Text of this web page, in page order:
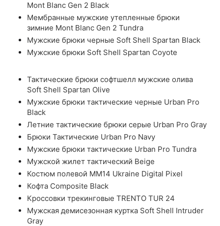
Mont Blanc Gen 2 Black
Мембранные мужские утепленные брюки
зимние Mont Blanc Gen 2 Tundra
Мужские брюки черные Soft Shell Spartan Black
Мужские брюки Soft Shell Spartan Coyote
Тактические брюки софтшелл мужские олива
Soft Shell Spartan Olive
Мужские брюки тактические черные Urban Pro
Black
Летние тактические брюки серые Urban Pro Gray
Брюки Тактические Urban Pro Navy
Мужские брюки тактические Urban Pro Tundra
Мужской жилет тактический Beige
Костюм полевой ММ14 Ukraine Digital Pixel
Кофта Composite Black
Кроссовки трекинговые TRENTO TUR 24
Мужская демисезонная куртка Soft Shell Intruder
Gray